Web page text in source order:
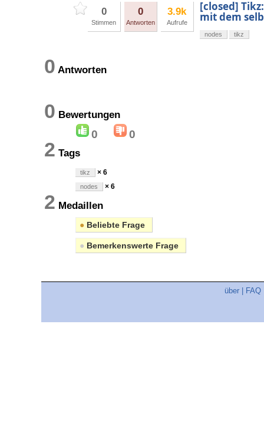
0
Stimmen
0
Antworten
3.9k
Aufrufe
[closed]
mit dem
nodes tikz
0 Antworten
0 Bewertungen
0 0
2 Tags
tikz × 6
nodes × 6
2 Medaillen
● Beliebte Frage
● Bemerkenswerte Frage
über FAQ